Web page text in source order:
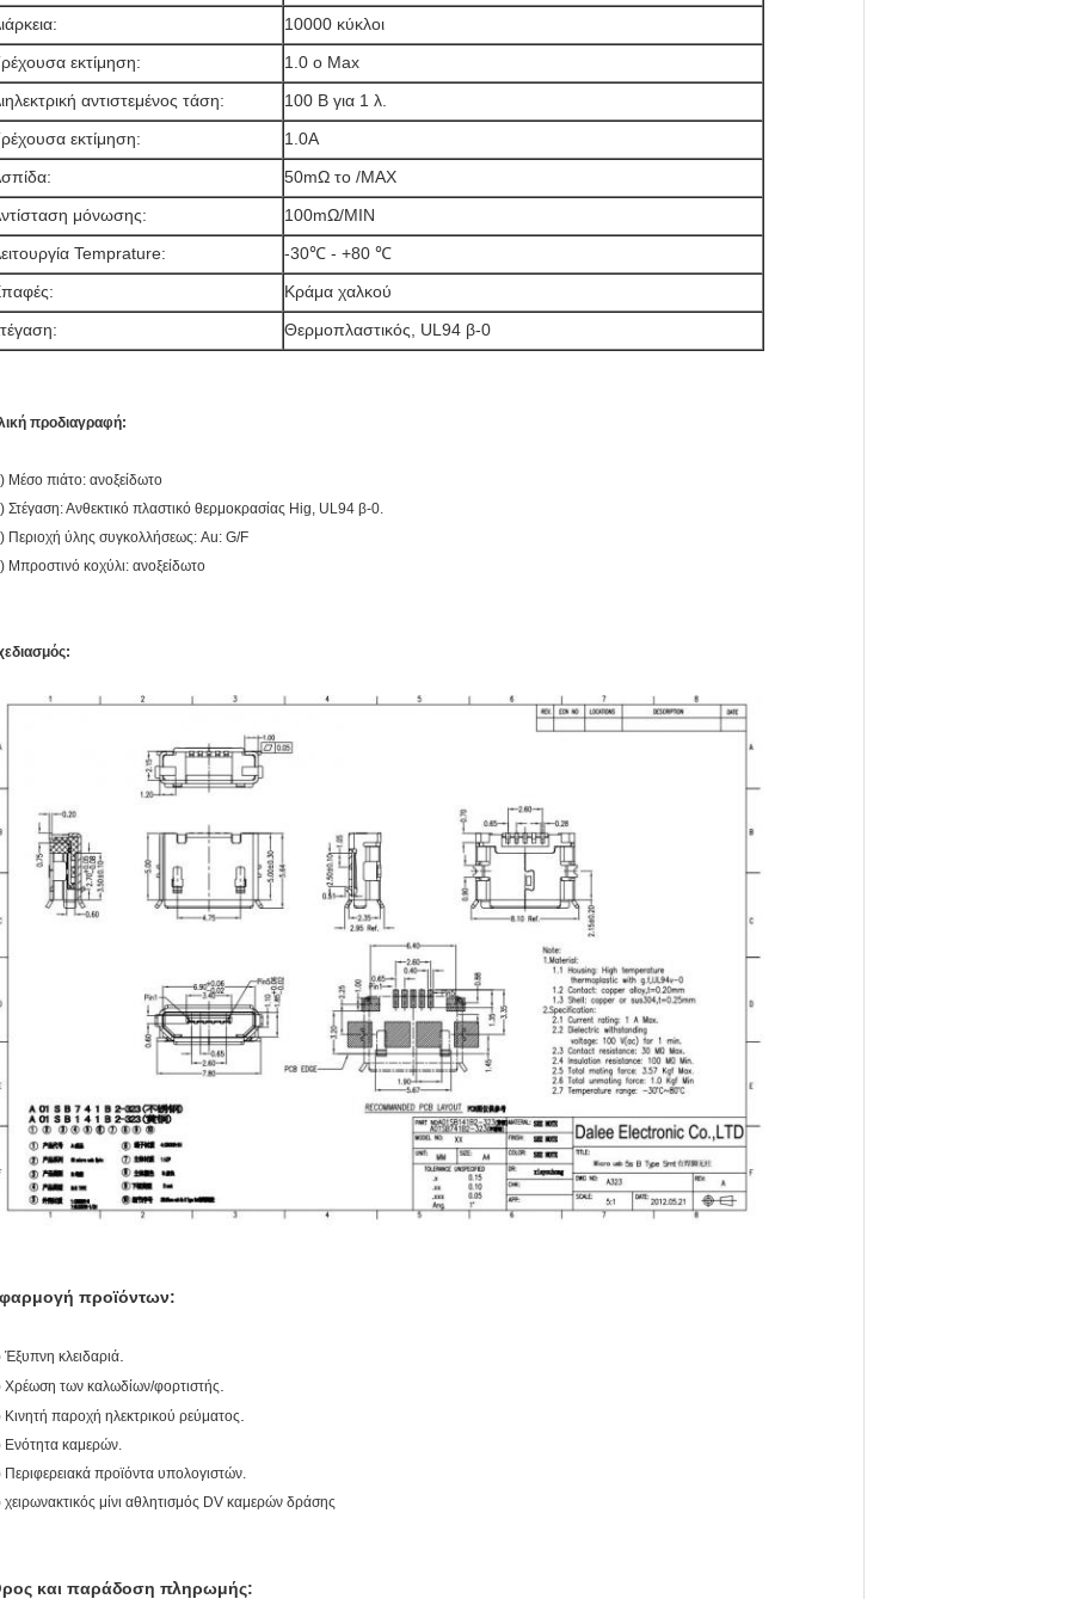
10000 κύκλοι
εκτίμηση:
1.0 ο Max
αντιστεμένος τάση:
100 Β για 1 λ.
εκτίμηση:
1.0A
50mΩ το /MAX
μόνωσης:
100mΩ/MIN
Temprature:
-30℃ - +80 ℃
Κράμα χαλκού
Θερμοπλαστικός, UL94 β-0
προδιαγραφή:
Μέσο πιάτο: ανοξείδωτο
Στέγαση: Ανθεκτικό πλαστικό θερμοκρασίας Hig, UL94 β-0.
Περιοχή ύλης συγκολλήσεως: Au: G/F
Μπροστινό κοχύλι: ανοξείδωτο
προϊόντων:
Έξυπνη κλειδαριά
Χρέωση των καλωδίων/φορτιστής
Κινητή παροχή ηλεκτρικού ρεύματος
Ενότητα καμερών.
Περιφερειακά προϊόντα υπολογιστών.
χειρωνακτικός μίνι αθλητισμός DV καμερών δράσης
και παράδοση πληρωμής: